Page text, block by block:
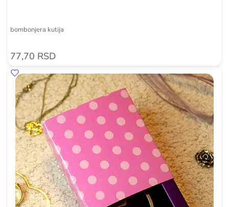
bombonjera kutija
77,70 RSD